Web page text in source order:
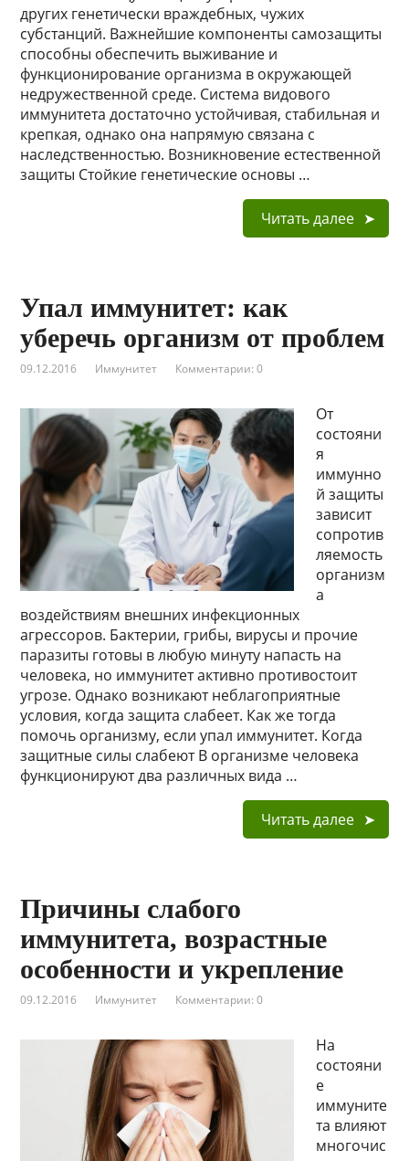
других генетически враждебных, чужих
субстанций. Важнейшие компоненты самозащиты
способны обеспечить выживание и
функционирование организма в окружающей
недружественной среде. Система видового
иммунитета достаточно устойчивая, стабильная и
крепкая, однако она напрямую связана с
наследственностью. Возникновение естественной
защиты Стойкие генетические основы …
Читать далее
Упал иммунитет: как
уберечь организм от проблем
09.12.2016 Иммунитет Комментарии: 0
От
состояни
я
иммунно
й защиты
зависит
сопротив
ляемость
организм
а
воздействиям внешних инфекционных
агрессоров. Бактерии, грибы, вирусы и прочие
паразиты готовы в любую минуту напасть на
человека, но иммунитет активно противостоит
угрозе. Однако возникают неблагоприятные
условия, когда защита слабеет. Как же тогда
помочь организму, если упал иммунитет. Когда
защитные силы слабеют В организме человека
функционируют два различных вида …
Читать далее
Причины слабого
иммунитета, возрастные
особенности и укрепление
09.12.2016 Иммунитет Комментарии: 0
На
состояни
е
иммуните
та влияют
многочис